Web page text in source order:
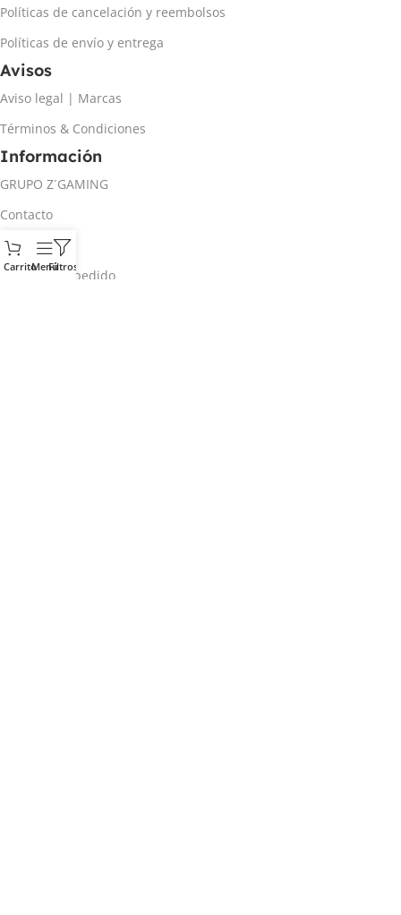
Políticas de cancelación y reembolsos
Políticas de envío y entrega
Avisos
Aviso legal | Marcas
Términos & Condiciones
Información
GRUPO Z´GAMING
Contacto
Mi cuenta
Rastrear mi pedido
CarritoMenúFiltros